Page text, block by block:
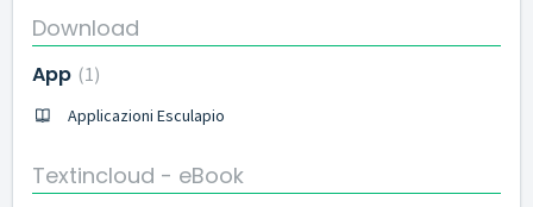
Download
App 1
Applicazioni Esculapio
Textincloud - eBook